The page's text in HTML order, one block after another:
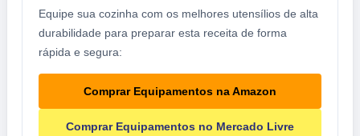
Equipe sua cozinha com os melhores utensílios de alta
durabilidade para preparar esta receita de forma
rápida e segura:
Comprar Equipamentos na Amazon
Comprar Equipamentos no Mercado Livre